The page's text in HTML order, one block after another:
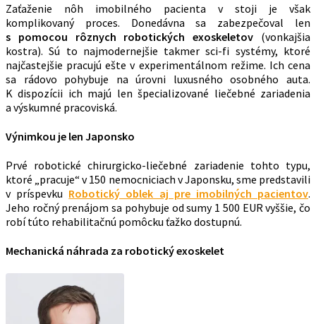
Zaťaženie nôh imobilného pacienta v stoji je však
komplikovaný proces. Donedávna sa zabezpečoval len
s pomocou rôznych robotických exoskeletov (vonkajšia
kostra). Sú to najmodernejšie takmer sci-fi systémy, ktoré
najčastejšie pracujú ešte v experimentálnom režime. Ich cena
sa rádovo pohybuje na úrovni luxusného osobného auta.
K dispozícii ich majú len špecializované liečebné zariadenia
a výskumné pracoviská.
Výnimkou je len Japonsko
Prvé robotické chirurgicko-liečebné zariadenie tohto typu,
ktoré „pracuje“ v 150 nemocniciach v Japonsku, sme predstavili
v príspevku Robotický oblek aj pre imobilných pacientov.
Jeho ročný prenájom sa pohybuje od sumy 1 500 EUR vyššie, čo
robí túto rehabilitačnú pomôcku ťažko dostupnú.
Mechanická náhrada za robotický exoskelet